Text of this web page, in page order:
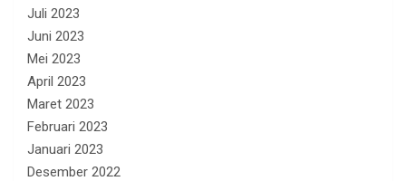
Juli 2023
Juni 2023
Mei 2023
April 2023
Maret 2023
Februari 2023
Januari 2023
Desember 2022